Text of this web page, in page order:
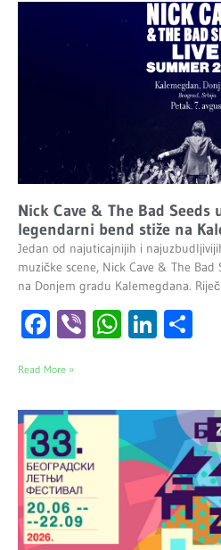
Nick Cave & The Bad Seeds
legendarni bend stiže na
Jedan od najuticajnijih i
muzičke scene, Nick Cave & The
na Donjem gradu Kalemegdana.
Facebook
Viber
Read More »